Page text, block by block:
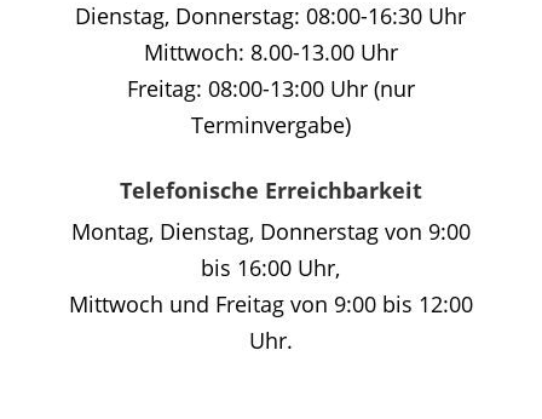
Dienstag, Donnerstag: 08:00-16:30 Uhr
Mittwoch: 8.00-13.00 Uhr
Freitag: 08:00-13:00 Uhr (nur
Terminvergabe)
Telefonische Erreichbarkeit
Montag, Dienstag, Donnerstag von 9:00
bis 16:00 Uhr,
Mittwoch und Freitag von 9:00 bis 12:00
Uhr.